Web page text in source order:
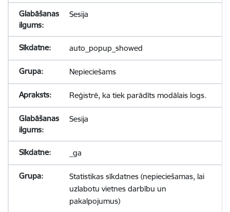
Sesija
auto_popup_showed
Nepieciešams
Reģistrē, ka tiek parādīts modālais logs.
Sesija
_ga
Statistikas sīkdatnes (nepieciešamas, lai
uzlabotu vietnes darbību un
pakalpojumus)